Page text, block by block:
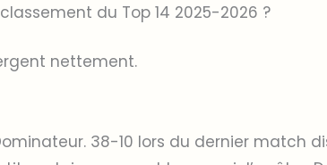
du Top 14 2025-2026 ?
nettement.
38-10 lors du dernier match